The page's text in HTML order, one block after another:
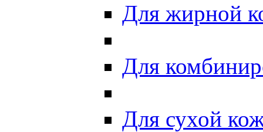
Для жирной
Для
Для сухой